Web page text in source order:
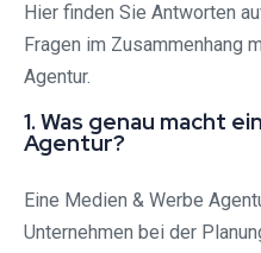
Hier finden Sie Antworten
Fragen im Zusammenhang
Agentur.
1. Was genau macht
Agentur?
Eine Medien & Werbe
Unternehmen bei der